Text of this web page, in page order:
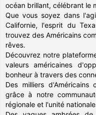
océan brillant, célébrant le
Que vous soyez dans
Californie, l'esprit du
trouvez des Américains
rêves.
Découvrez notre
valeurs américaines
bonheur à travers des
Des milliers
grâce à notre
régionale et l'unité